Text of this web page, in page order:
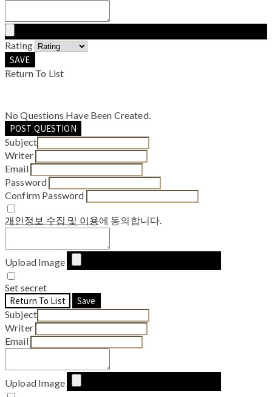
Rating
SAVE
Return To List
No Questions Have Been Created.
POST QUESTION
Subject
Writer
Email
Password
Confirm Password
개인정보 수집 및 이용에 동의합니다.
Upload Image
Set secret
Return To List
Save
Subject
Writer
Email
Upload Image